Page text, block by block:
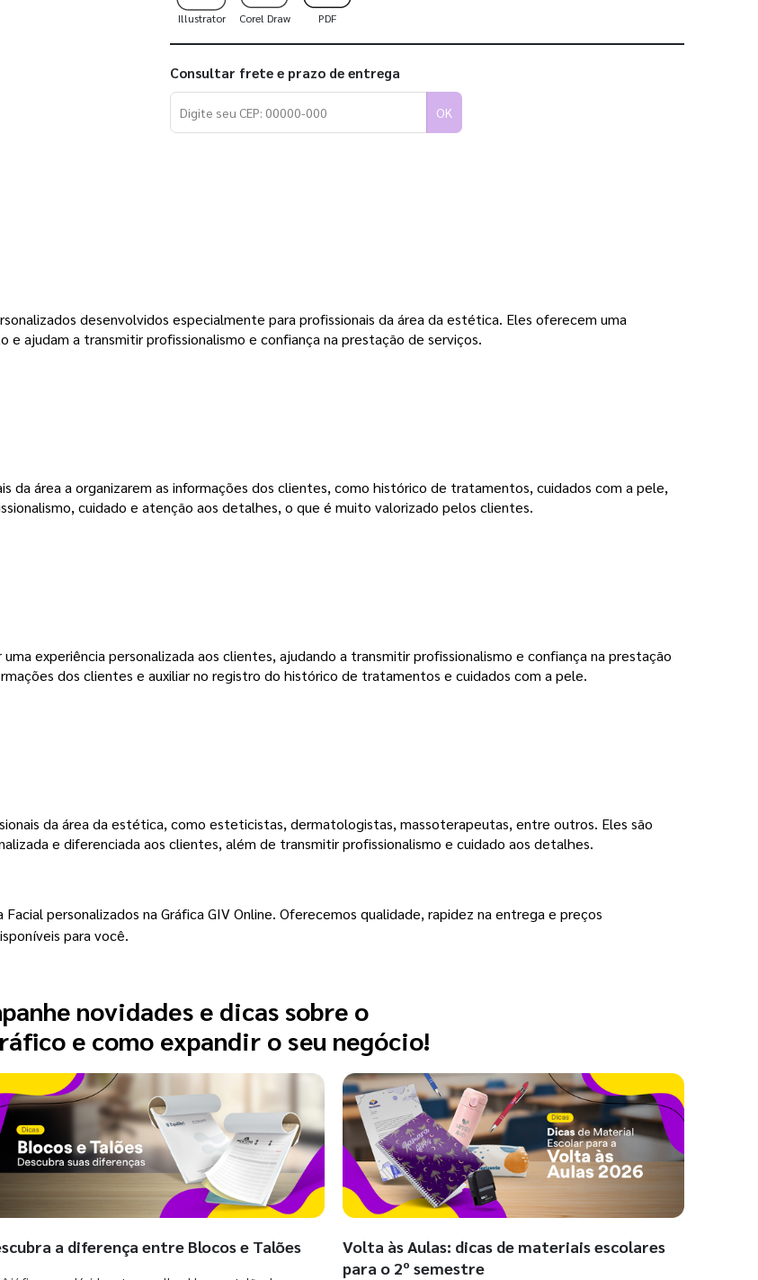
Illustrator Corel Draw PDF
Consultar frete e prazo de entrega
OK
desenvolvidos especialmente para profissionais da área da estética. Eles oferecem uma
ajudam a transmitir profissionalismo e confiança na prestação de serviços.
da área a organizarem as informações dos clientes, como histórico de tratamentos, cuidados com a pele,
cuidado e atenção aos detalhes, o que é muito valorizado pelos clientes.
experiência personalizada aos clientes, ajudando a transmitir profissionalismo e confiança na prestação
dos clientes e auxiliar no registro do histórico de tratamentos e cuidados com a pele.
da área da estética, como esteticistas, dermatologistas, massoterapeutas, entre outros. Eles são
e diferenciada aos clientes, além de transmitir profissionalismo e cuidado aos detalhes.
personalizados na Gráfica GIV Online. Oferecemos qualidade, rapidez na entrega e preços
para você.
novidades e dicas sobre o
e como expandir o seu negócio!
a diferença entre Blocos e Talões
Volta às Aulas: dicas de materiais escolares
para o 2º semestre